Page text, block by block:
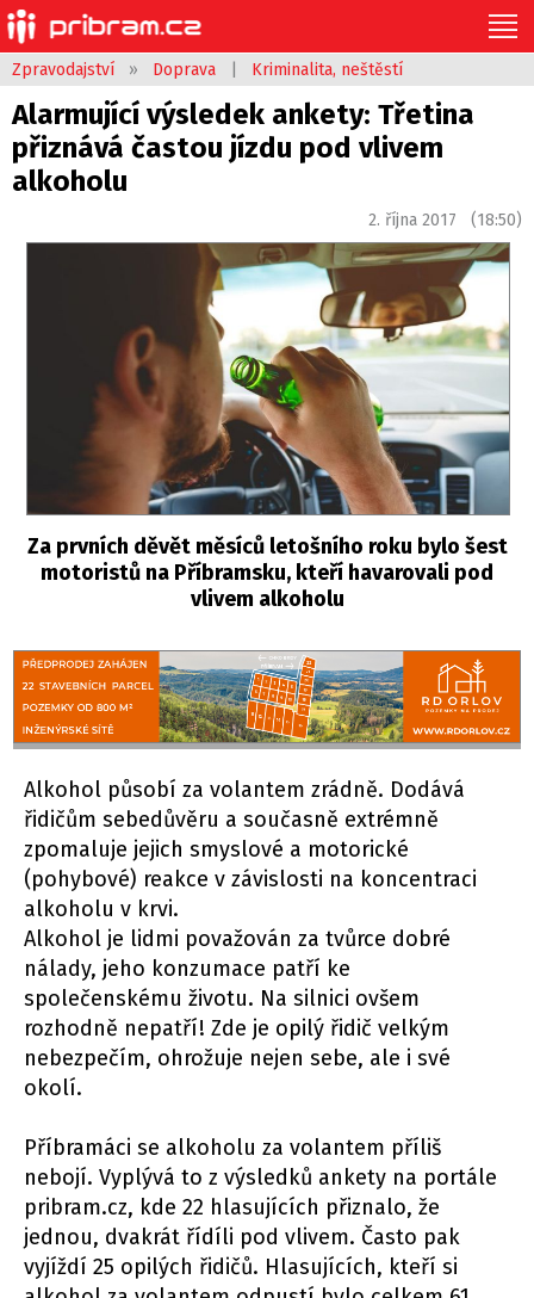
Zpravodajství » Doprava Kriminalita, neštěstí
Alarmující výsledek ankety: Třetina
přiznává častou jízdu pod vlivem
alkoholu
2. října 2017 (18:50)
Za prvních děvět měsíců letošního roku bylo šest
motoristů na Příbramsku, kteří havarovali pod
vlivem alkoholu
Alkohol působí za volantem zrádně. Dodává
řidičům sebedůvěru a současně extrémně
zpomaluje jejich smyslové a motorické
(pohybové) reakce v závislosti na koncentraci
alkoholu v krvi.
Alkohol je lidmi považován za tvůrce dobré
nálady, jeho konzumace patří ke
společenskému životu. Na silnici ovšem
rozhodně nepatří! Zde je opilý řidič velkým
nebezpečím, ohrožuje nejen sebe, ale i své
okolí.
Příbramáci se alkoholu za volantem příliš
nebojí. Vyplývá to z výsledků ankety na portále
pribram.cz, kde 22 hlasujících přiznalo, že
jednou, dvakrát řídíli pod vlivem. Často pak
vyjíždí 25 opilých řidičů. Hlasujících, kteří si